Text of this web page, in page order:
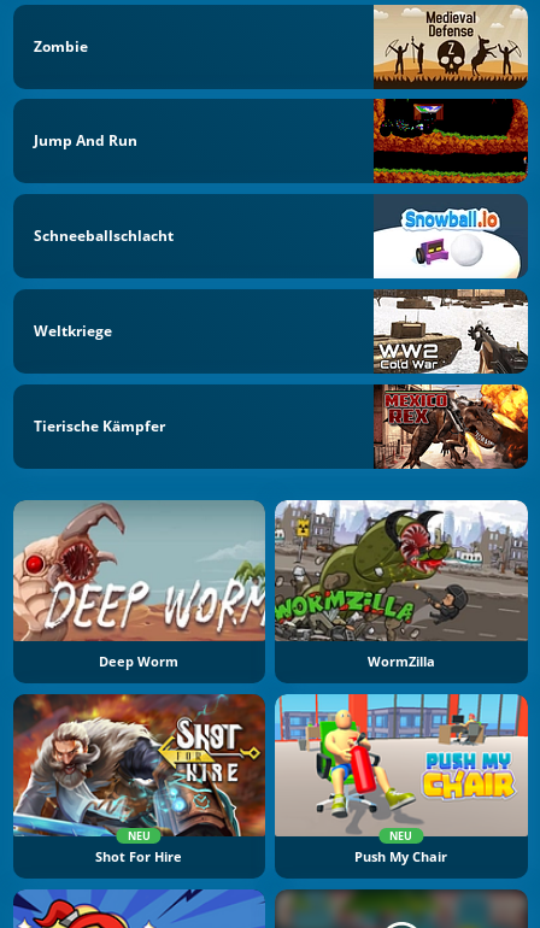
Zombie
Jump And Run
Schneeballschlacht
Weltkriege
Tierische Kämpfer
Deep Worm WormZilla
NEU
Shot For Hire
NEU
Push My Chair